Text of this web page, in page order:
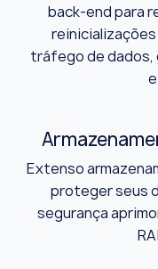
back-end para
reinicializações
tráfego de dados,
Extenso
proteger seus
segurança